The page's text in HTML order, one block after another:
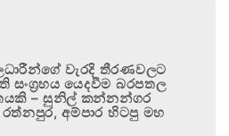
වැරදි තීරණවලට
සංග්‍රහය යෙදවීම බරපතල
– සුනිල් කන්නන්ගර
අම්පාර හිටපු මහ